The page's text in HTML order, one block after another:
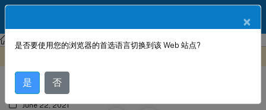
Citrix SD-WAN Citrix SD-WAN 11.2
更新 WANOP 插件
June 22, 2021
×
是否要使用您的浏览器的首选语言切换到该 Web 站点?
是 否